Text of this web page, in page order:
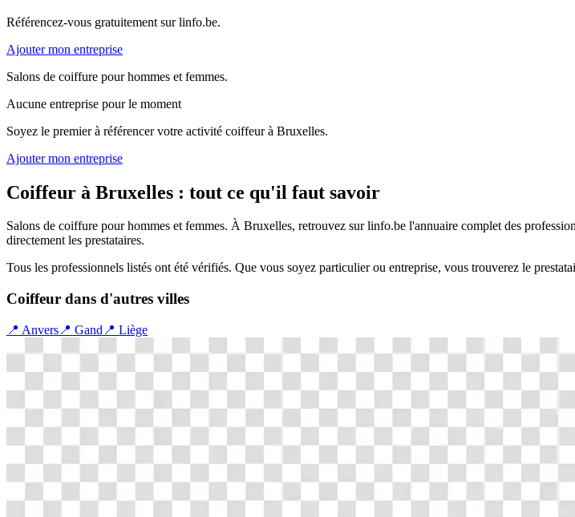
Référencez-vous gratuitement sur linfo.be.
Ajouter mon entreprise
Salons de coiffure pour hommes et femmes.
Aucune entreprise pour le moment
Soyez le premier à référencer votre activité coiffeurà Bruxelles.
Ajouter mon entreprise
Coiffeur à Bruxelles : tout ce qu'il faut savoir
Salons de coiffure pour hommes et femmes. À Bruxelles, retrouvez sur linfo.be l'annuaire complet des
directement les prestataires.
Tous les professionnels listés ont été vérifiés. Que vous soyez particulier ou entreprise, vous trouverez le
Coiffeur dans d'autres villes
📍 Anvers 📍 Gand 📍 Liège